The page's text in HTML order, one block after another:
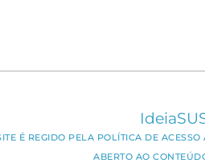
É REGIDO PELA POLÍTICA DE
ABERTO AO